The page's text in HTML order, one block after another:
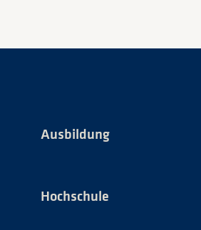
Ausbildung
Hochschule